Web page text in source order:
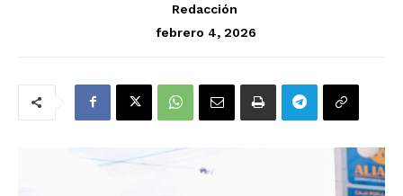
Redacción
febrero 4, 2026